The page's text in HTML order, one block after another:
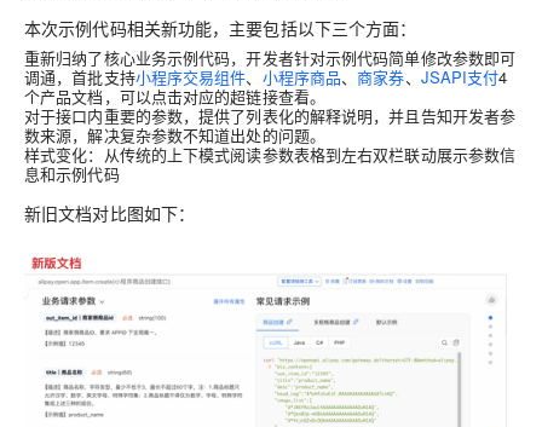
本次示例代码相关新功能，主要包括以下三个方面：
重新归纳了核心业务示例代码，开发者针对示例代码简单修改参数即可
调通，首批支持小程序交易组件、 小程序商品、商家券、 JSAPI支付4
个产品文档，可以点击对应的超链接查看。
对于接口内重要的参数，提供了列表化的解释说明，并且告知开发者参
数来源，解决复杂参数不知道出处的问题。
样式变化：从传统的上下模式阅读参数表格到左右双栏联动展示参数信
息和示例代码
新旧文档对比图如下：